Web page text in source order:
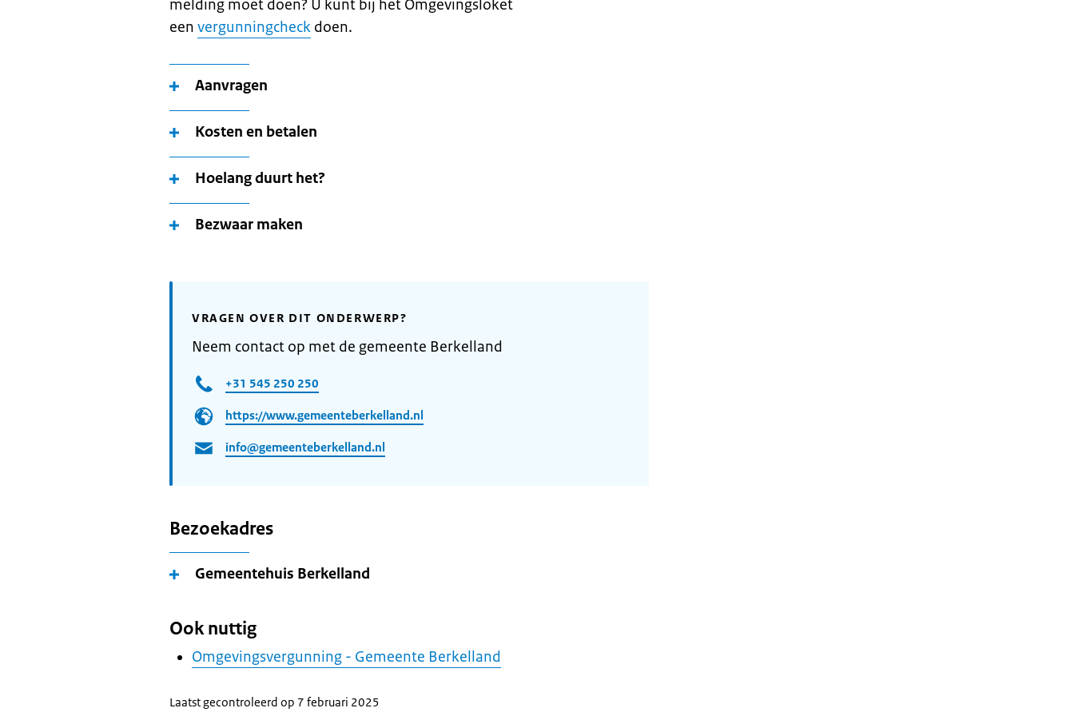
melding moet doen? U kunt bij het Omgevingsloket
een vergunningcheck doen.
Aanvragen
Kosten en betalen
Hoelang duurt het?
Bezwaar maken
VRAGEN OVER DIT ONDERWERP?
Neem contact op met de gemeente Berkelland
+31 545 250 250
https://www.gemeenteberkelland.nl
info@gemeenteberkelland.nl
Bezoekadres
Gemeentehuis Berkelland
Ook nuttig
Omgevingsvergunning - Gemeente Berkelland
Laatst gecontroleerd op 7 februari 2025